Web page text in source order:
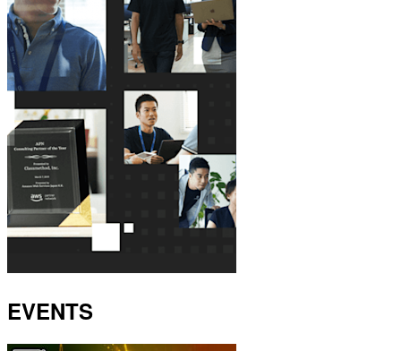
EVENTS